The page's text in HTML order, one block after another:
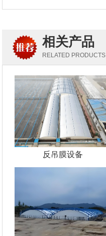
相关产品
RELATED PRODUCTS
反吊膜设备